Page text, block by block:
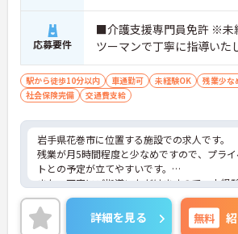
応募要件
■介護支援専門員免許 ※未
ツーマンで丁寧に指導いた
駅から徒歩10分以内 車通勤可 未経験OK 残業少な
社会保険完備
交通費支給
岩手県花巻市に位置する施設での求人です。
残業が月5時間程度と少なめですので、プラ
トとの予定が立てやすいです。
また、丁寧にご指導いただけますので、未経
でも安心してご就業していただけます。
ご興味のある方は、お気軽にお問い合わせく
い。
詳細を見る 無料